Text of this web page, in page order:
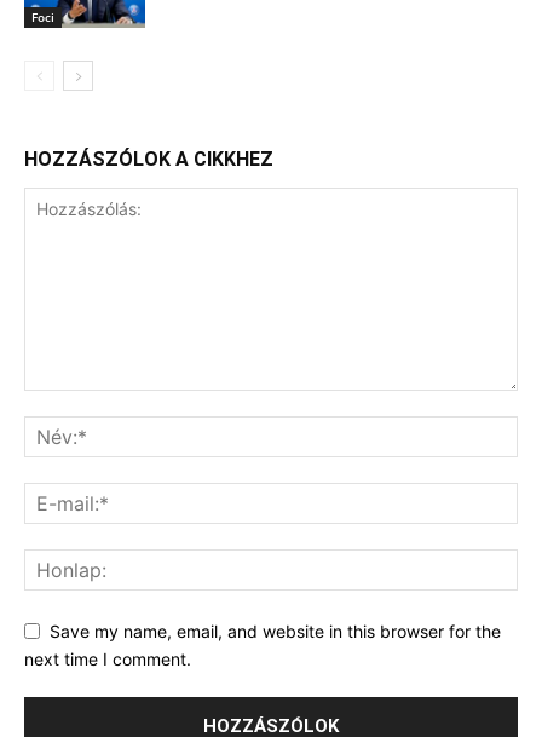
Foci
HOZZÁSZÓLOK A CIKKHEZ
Save my name, email, and website in this browser for the
next time I comment.